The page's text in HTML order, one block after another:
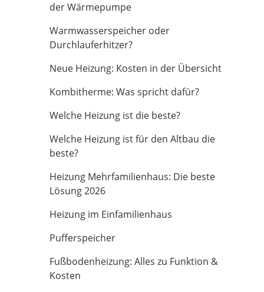
der Wärmepumpe
Warmwasserspeicher oder
Durchlauferhitzer?
Neue Heizung: Kosten in der Übersicht
Kombitherme: Was spricht dafür?
Welche Heizung ist die beste?
Welche Heizung ist für den Altbau die
beste?
Heizung Mehrfamilienhaus: Die beste
Lösung 2026
Heizung im Einfamilienhaus
Pufferspeicher
Fußbodenheizung: Alles zu Funktion &
Kosten